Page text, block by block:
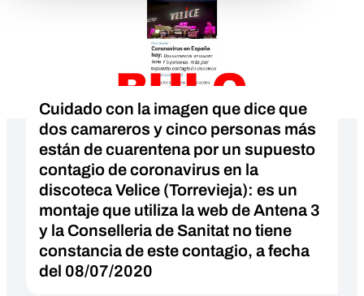
Cuidado con la imagen que dice que
dos camareros y cinco personas más
están de cuarentena por un supuesto
contagio de coronavirus en la
discoteca Velice (Torrevieja): es un
montaje que utiliza la web de Antena 3
y la Conselleria de Sanitat no tiene
constancia de este contagio, a fecha
del 08/07/2020